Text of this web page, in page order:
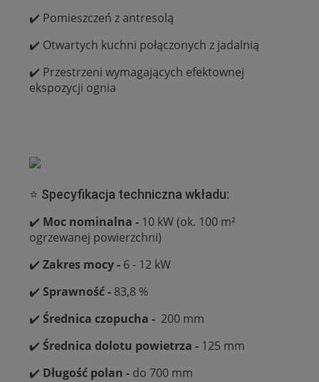
✔️ Pomieszczeń z antresolą
✔️ Otwartych kuchni połączonych z jadalnią
✔️ Przestrzeni wymagających efektownej
ekspozycji ognia
⭐ Specyfikacja techniczna wkładu:
✔️ Moc nominalna - 10 kW (ok. 100 m²
ogrzewanej powierzchni)
✔️ Zakres mocy - 6 - 12 kW
✔️ Sprawność - 83,8 %
✔️ Średnica czopucha - 200 mm
✔️ Średnica dolotu powietrza - 125 mm
✔️ Długość polan - do 700 mm